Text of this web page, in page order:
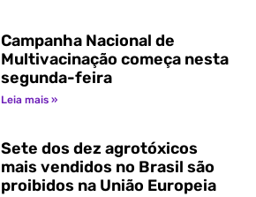
Campanha Nacional de
Multivacinação começa nesta
segunda-feira
Leia mais »
Sete dos dez agrotóxicos
mais vendidos no Brasil são
proibidos na União Europeia